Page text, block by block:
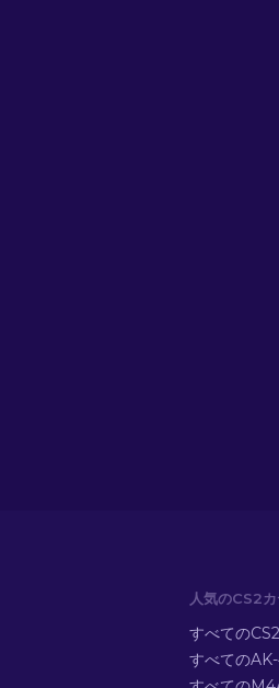
人気のCS2
すべての
すべての